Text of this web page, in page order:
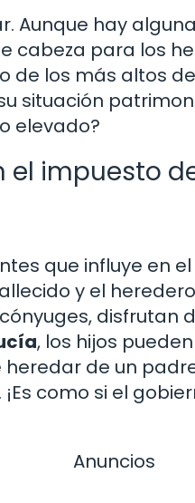
Aunque hay
cabeza para los
de los más altos
situación
elevado?
el impuesto
que influye en
y el
disfrutan
, los hijos
de un
como si el
Anuncios